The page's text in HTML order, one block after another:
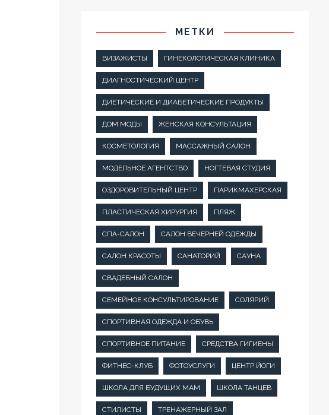
МЕТКИ
ВИЗАЖИСТЫ ГИНЕКОЛОГИЧЕСКАЯ КЛИНИКА
ДИАГНОСТИЧЕСКИЙ ЦЕНТР
ДИЕТИЧЕСКИЕ И ДИАБЕТИЧЕСКИЕ ПРОДУКТЫ
ДОМ МОДЫ ЖЕНСКАЯ КОНСУЛЬТАЦИЯ
КОСМЕТОЛОГИЯ МАССАЖНЫЙ САЛОН
МОДЕЛЬНОЕ АГЕНТСТВО НОГТЕВАЯ СТУДИЯ
ОЗДОРОВИТЕЛЬНЫЙ ЦЕНТР ПАРИКМАХЕРСКАЯ
ПЛАСТИЧЕСКАЯ ХИРУРГИЯ ПЛЯЖ
СПА-САЛОН САЛОН ВЕЧЕРНЕЙ ОДЕЖДЫ
САЛОН КРАСОТЫ САНАТОРИЙ САУНА
СВАДЕБНЫЙ САЛОН
СЕМЕЙНОЕ КОНСУЛЬТИРОВАНИЕ СОЛЯРИЙ
СПОРТИВНАЯ ОДЕЖДА И ОБУВЬ
СПОРТИВНОЕ ПИТАНИЕ СРЕДСТВА ГИГИЕНЫ
ФИТНЕС-КЛУБ ФОТОУСЛУГИ ЦЕНТР ЙОГИ
ШКОЛА ДЛЯ БУДУЩИХ МАМ ШКОЛА ТАНЦЕВ
СТИЛИСТЫ ТРЕНАЖЕРНЫЙ ЗАЛ